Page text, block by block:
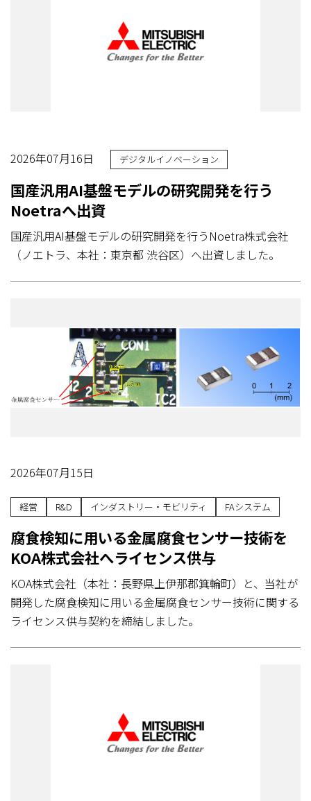
2026年07月16日 デジタルイノベーション
国産汎用AI基盤モデルの研究開発を行う
Noetraへ出資
国産汎用AI基盤モデルの研究開発を行うNoetra株式会社
（ノエトラ、本社：東京都 渋谷区）へ出資しました。
2026年07月15日
経営 R&D インダストリー・モビリティ FAシステム
腐食検知に用いる金属腐食センサー技術を
KOA株式会社へライセンス供与
KOA株式会社（本社：長野県上伊那郡箕輪町）と、当社が
開発した腐食検知に用いる金属腐食センサー技術に関する
ライセンス供与契約を締結しました。